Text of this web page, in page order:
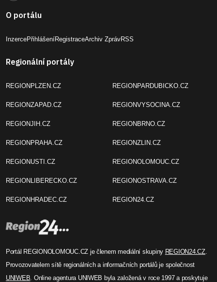
O portálu
InzercePřihlášeníRegistraceArchiv ZprávRSS
Regionální portály
REGIONPLZEN.CZ
REGIONZAPAD.CZ
REGIONJIH.CZ
REGIONPRAHA.CZ
REGIONUSTI.CZ
REGIONLIBERECKO.CZ
REGIONHRADEC.CZ
REGIONPARDUBICKO.CZ
REGIONVYSOCINA.CZ
REGIONBRNO.CZ
REGIONZLIN.CZ
REGIONOLOMOUC.CZ
REGIONOSTRAVA.CZ
REGION24.CZ
Portál REGIONOLOMOUC.CZ je členem mediální skupiny REGION24.CZ.
Provozovatelem sítě regionálních a informačních portálů je společnost
UNIWEB . Online agentura UNIWEB byla založená v roce 1997 a poskytuje